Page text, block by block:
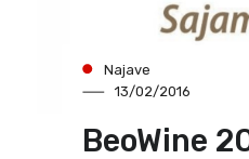
Najave
13/02/2016
BeoWine